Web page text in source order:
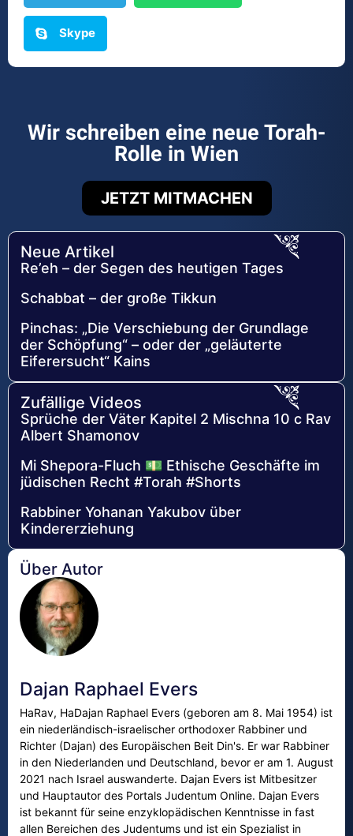
Skype
Wir schreiben eine neue Torah-
Rolle in Wien
JETZT MITMACHEN
Neue Artikel
Re’eh – der Segen des heutigen Tages
Schabbat – der große Tikkun
Pinchas: „Die Verschiebung der Grundlage
der Schöpfung“ – oder der „geläuterte
Eiferersucht“ Kains
Zufällige Videos
Sprüche der Väter Kapitel 2 Mischna 10 c Rav
Albert Shamonov
Mi Shepora-Fluch 💵 Ethische Geschäfte im
jüdischen Recht #Torah #Shorts
Rabbiner Yohanan Yakubov über
Kindererziehung
Über Autor
Dajan Raphael Evers
HaRav, HaDajan Raphael Evers (geboren am 8. Mai 1954) ist
ein niederländisch-israelischer orthodoxer Rabbiner und
Richter (Dajan) des Europäischen Beit Din's. Er war Rabbiner
in den Niederlanden und Deutschland, bevor er am 1. August
2021 nach Israel auswanderte. Dajan Evers ist Mitbesitzer
und Hauptautor des Portals Judentum Online. Dajan Evers
ist bekannt für seine enzyklopädischen Kenntnisse in fast
allen Bereichen des Judentums und ist ein Spezialist in